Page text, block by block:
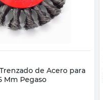
Vista rápida
de Acero para
Mm Pegaso